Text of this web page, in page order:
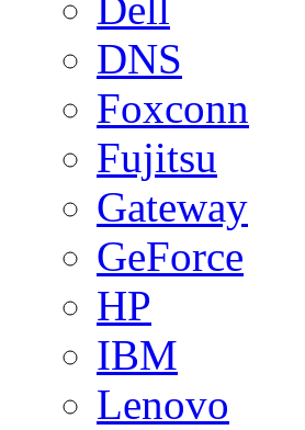
DNS
Foxconn
Fujitsu
Gateway
GeForce
HP
IBM
Lenovo